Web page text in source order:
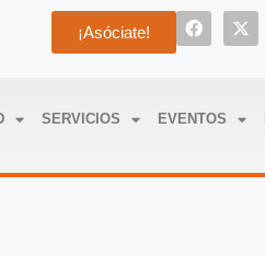
¡Asóciate!
SERVICIOS EVENTOS